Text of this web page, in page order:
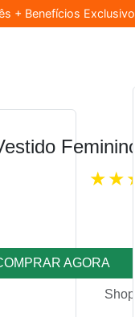
+ Benefícios
AGORA